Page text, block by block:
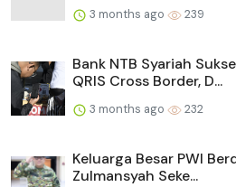
3 months ago 239
Bank NTB Syariah
QRIS Cross Border, D...
3 months ago 232
Keluarga Besar PWI
Zulmansyah Seke...